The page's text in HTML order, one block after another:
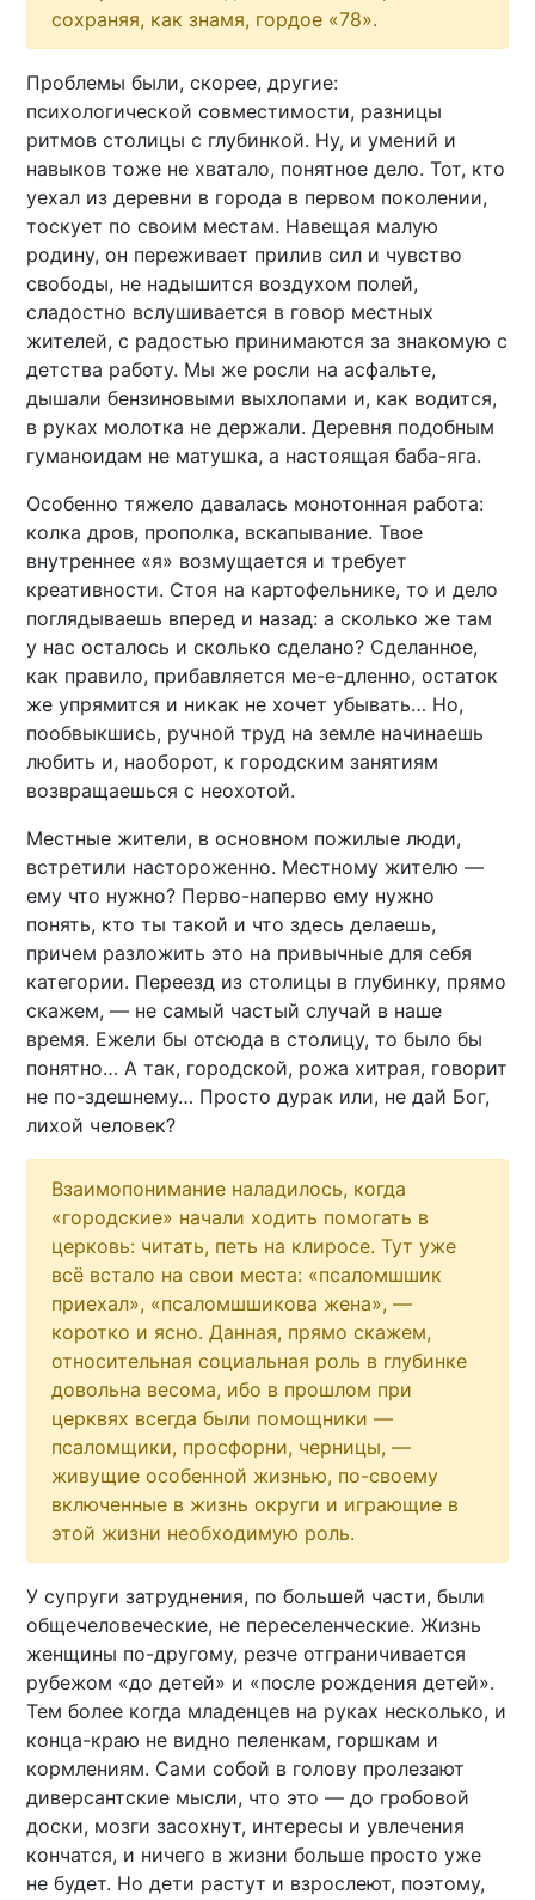
сохраняя, как знамя, гордое «78».
Проблемы были, скорее, другие:
психологической совместимости, разницы
ритмов столицы с глубинкой. Ну, и умений и
навыков тоже не хватало, понятное дело. Тот, кто
уехал из деревни в города в первом поколении,
тоскует по своим местам. Навещая малую
родину, он переживает прилив сил и чувство
свободы, не надышится воздухом полей,
сладостно вслушивается в говор местных
жителей, с радостью принимаются за знакомую с
детства работу. Мы же росли на асфальте,
дышали бензиновыми выхлопами и, как водится,
в руках молотка не держали. Деревня подобным
гуманоидам не матушка, а настоящая баба-яга.
Особенно тяжело давалась монотонная работа:
колка дров, прополка, вскапывание. Твое
внутреннее «я» возмущается и требует
креативности. Стоя на картофельнике, то и дело
поглядываешь вперед и назад: а сколько же там
у нас осталось и сколько сделано? Сделанное,
как правило, прибавляется ме-е-дленно, остаток
же упрямится и никак не хочет убывать… Но,
пообвыкшись, ручной труд на земле начинаешь
любить и, наоборот, к городским занятиям
возвращаешься с неохотой.
Местные жители, в основном пожилые люди,
встретили настороженно. Местному жителю —
ему что нужно? Перво-наперво ему нужно
понять, кто ты такой и что здесь делаешь,
причем разложить это на привычные для себя
категории. Переезд из столицы в глубинку, прямо
скажем, — не самый частый случай в наше
время. Ежели бы отсюда в столицу, то было бы
понятно… А так, городской, рожа хитрая, говорит
не по-здешнему… Просто дурак или, не дай Бог,
лихой человек?
Взаимопонимание наладилось, когда
«городские» начали ходить помогать в
церковь: читать, петь на клиросе. Тут уже
всё встало на свои места: «псаломшшик
приехал», «псаломшшикова жена», —
коротко и ясно. Данная, прямо скажем,
относительная социальная роль в глубинке
довольна весома, ибо в прошлом при
церквях всегда были помощники —
псаломщики, просфорни, черницы, —
живущие особенной жизнью, по-своему
включенные в жизнь округи и играющие в
этой жизни необходимую роль.
У супруги затруднения, по большей части, были
общечеловеческие, не переселенческие. Жизнь
женщины по-другому, резче отграничивается
рубежом «до детей» и «после рождения детей».
Тем более когда младенцев на руках несколько, и
конца-краю не видно пеленкам, горшкам и
кормлениям. Сами собой в голову пролезают
диверсантские мысли, что это — до гробовой
доски, мозги засохнут, интересы и увлечения
кончатся, и ничего в жизни больше просто уже
не будет. Но дети растут и взрослеют, поэтому,